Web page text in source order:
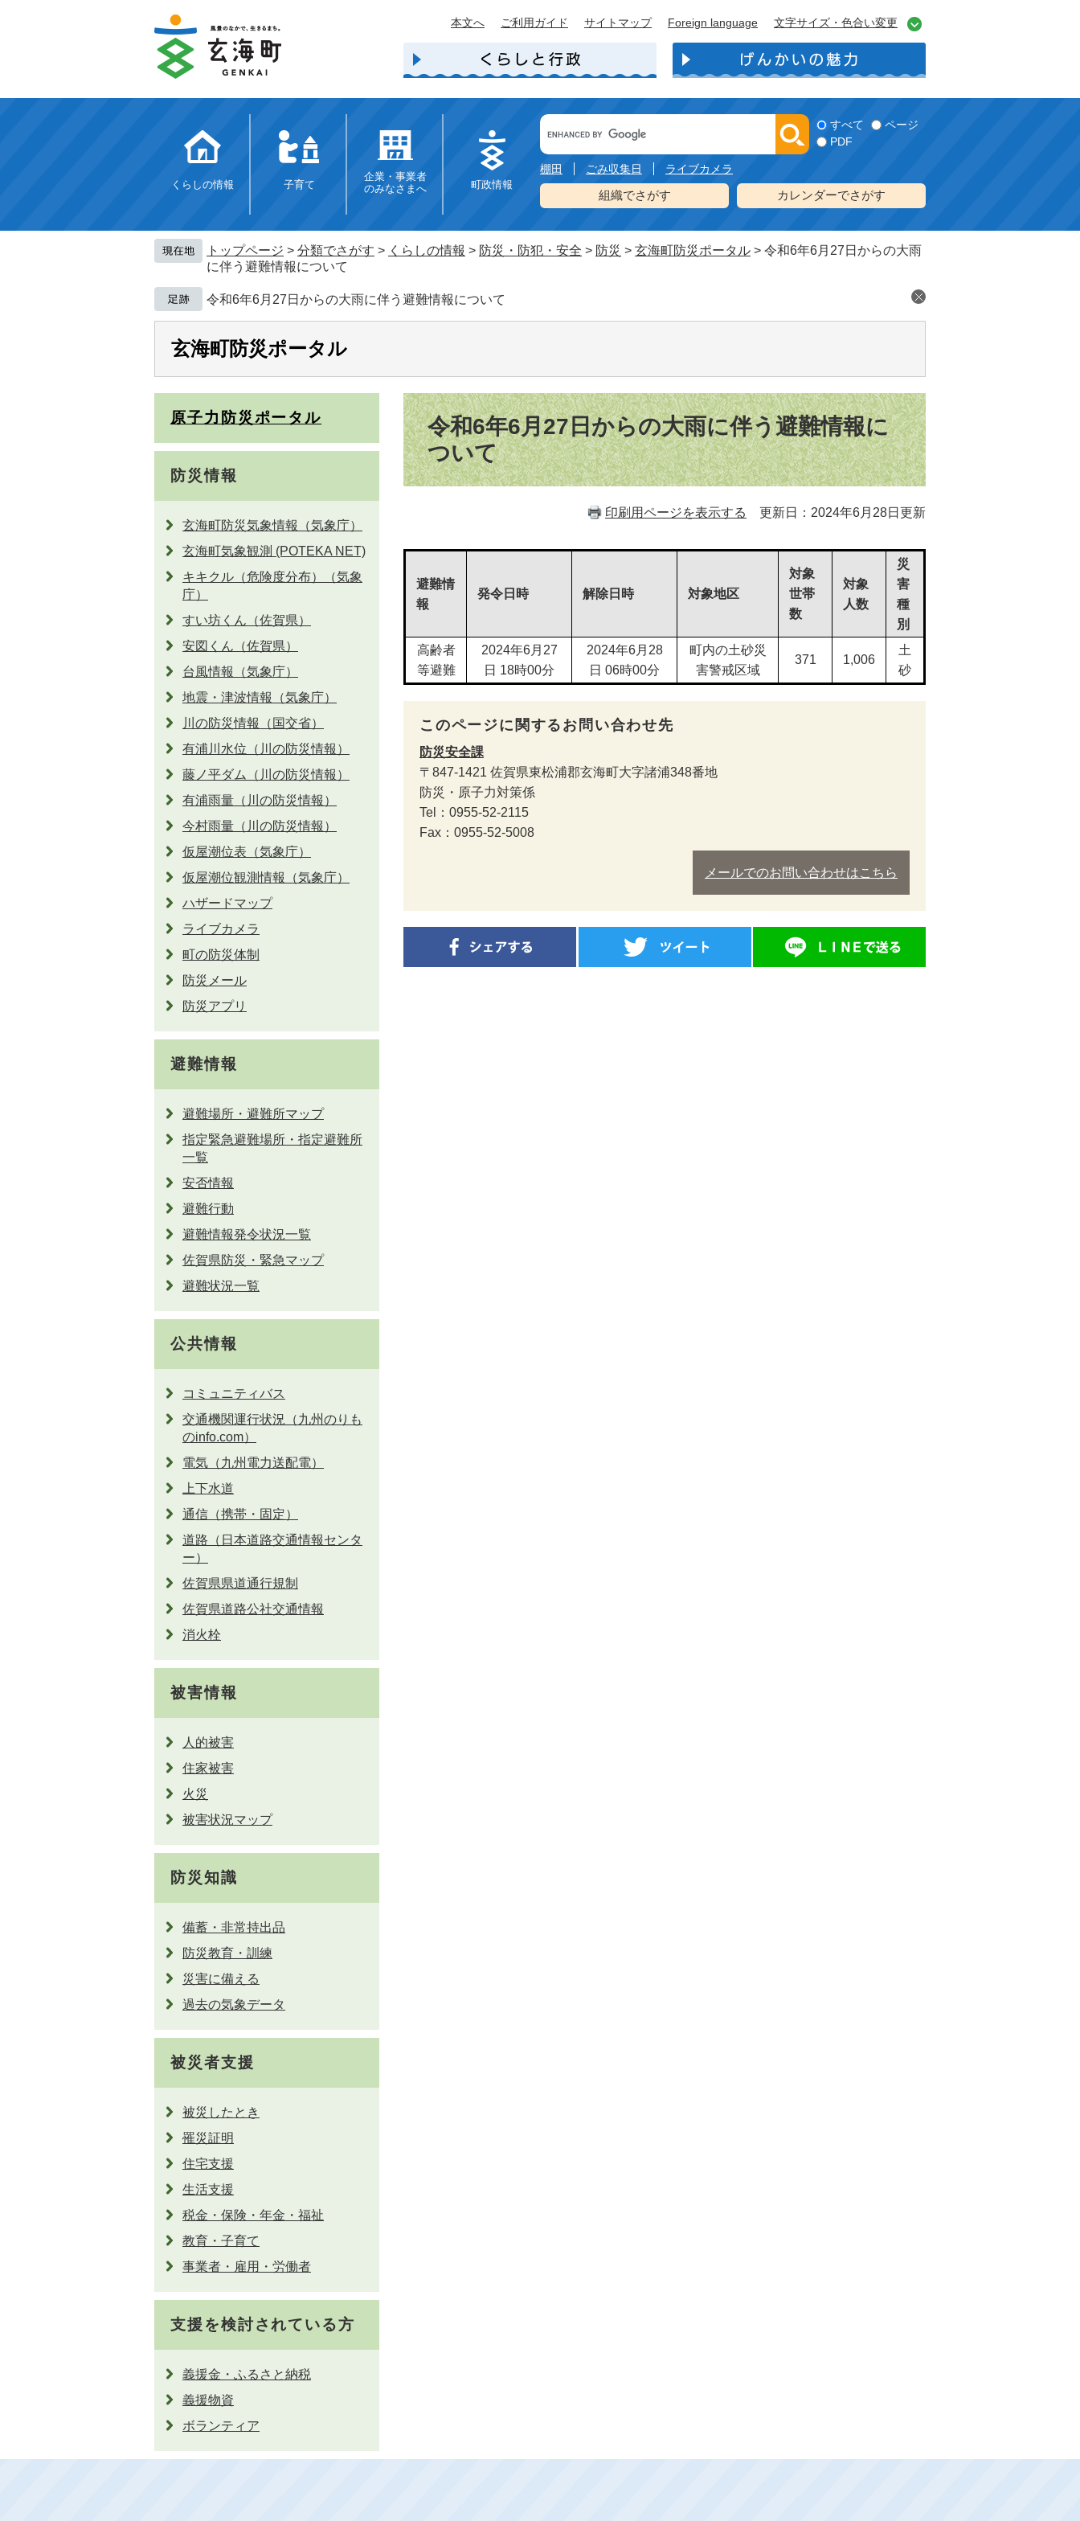
本文へ ご利用ガイド サイトマップ Foreign language 文字サイズ・色合い変更
くらしの情報 子育て
企業・事業者
のみなさまへ
町政情報
Google
カ
ス
タ
ム
検
索
すべて
ページ
PDF
棚田 ごみ収集日 ライブカメラ
組織でさがす カレンダーでさがす
トップページ > 分類でさがす > くらしの情報 > 防災・防犯・安全 > 防災 > 玄海町防災ポータル > 令和6年6月27日からの大雨
に伴う避難情報について
令和6年6月27日からの大雨に伴う避難情報について
玄海町防災ポータル
原子力防災ポータル
防災情報
玄海町防災気象情報（気象庁）
玄海町気象観測 (POTEKA NET)
キキクル（危険度分布）（気象
庁）
すい坊くん（佐賀県）
安図くん（佐賀県）
台風情報（気象庁）
地震・津波情報（気象庁）
川の防災情報（国交省）
有浦川水位（川の防災情報）
藤ノ平ダム（川の防災情報）
有浦雨量（川の防災情報）
今村雨量（川の防災情報）
仮屋潮位表（気象庁）
仮屋潮位観測情報（気象庁）
ハザードマップ
ライブカメラ
町の防災体制
防災メール
防災アプリ
避難情報
避難場所・避難所マップ
指定緊急避難場所・指定避難所
一覧
安否情報
避難行動
避難情報発令状況一覧
佐賀県防災・緊急マップ
避難状況一覧
公共情報
コミュニティバス
交通機関運行状況（九州のりも
のinfo.com）
電気（九州電力送配電）
上下水道
通信（携帯・固定）
道路（日本道路交通情報センタ
ー）
佐賀県県道通行規制
佐賀県道路公社交通情報
消火栓
被害情報
人的被害
住家被害
火災
被害状況マップ
防災知識
備蓄・非常持出品
防災教育・訓練
災害に備える
過去の気象データ
被災者支援
被災したとき
罹災証明
住宅支援
生活支援
税金・保険・年金・福祉
教育・子育て
事業者・雇用・労働者
支援を検討されている方
義援金・ふるさと納税
義援物資
ボランティア
本
文
令和6年6月27日からの大雨に伴う避難情報に
ついて
印刷用ページを表示する 更新日：2024年6月28日更新
避難情
報
発令日時 解除日時 対象地区
対象
世帯
数
対象
人数
災
害
種
別
高齢者
等避難
2024年6月27
日 18時00分
2024年6月28
日 06時00分
町内の土砂災
害警戒区域
371 1,006
土
砂
このページに関するお問い合わせ先
防災安全課
〒847-1421 佐賀県東松浦郡玄海町大字諸浦348番地
防災・原子力対策係
Tel：0955-52-2115
Fax：0955-52-5008
メールでのお問い合わせはこちら